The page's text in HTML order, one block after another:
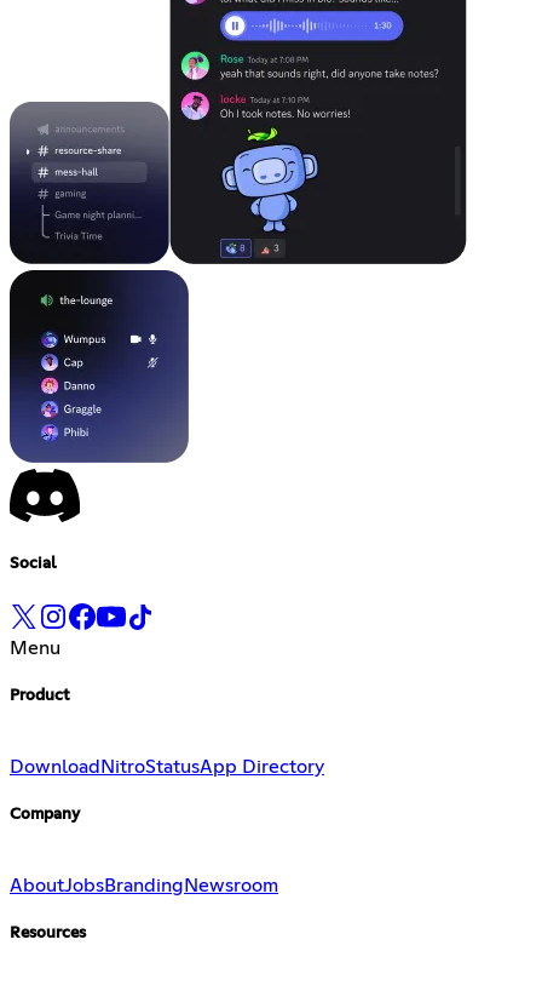
Social
Menu
Product
Download NitroStatusApp Directory
Company
AboutJobsBranding Newsroom
Resources